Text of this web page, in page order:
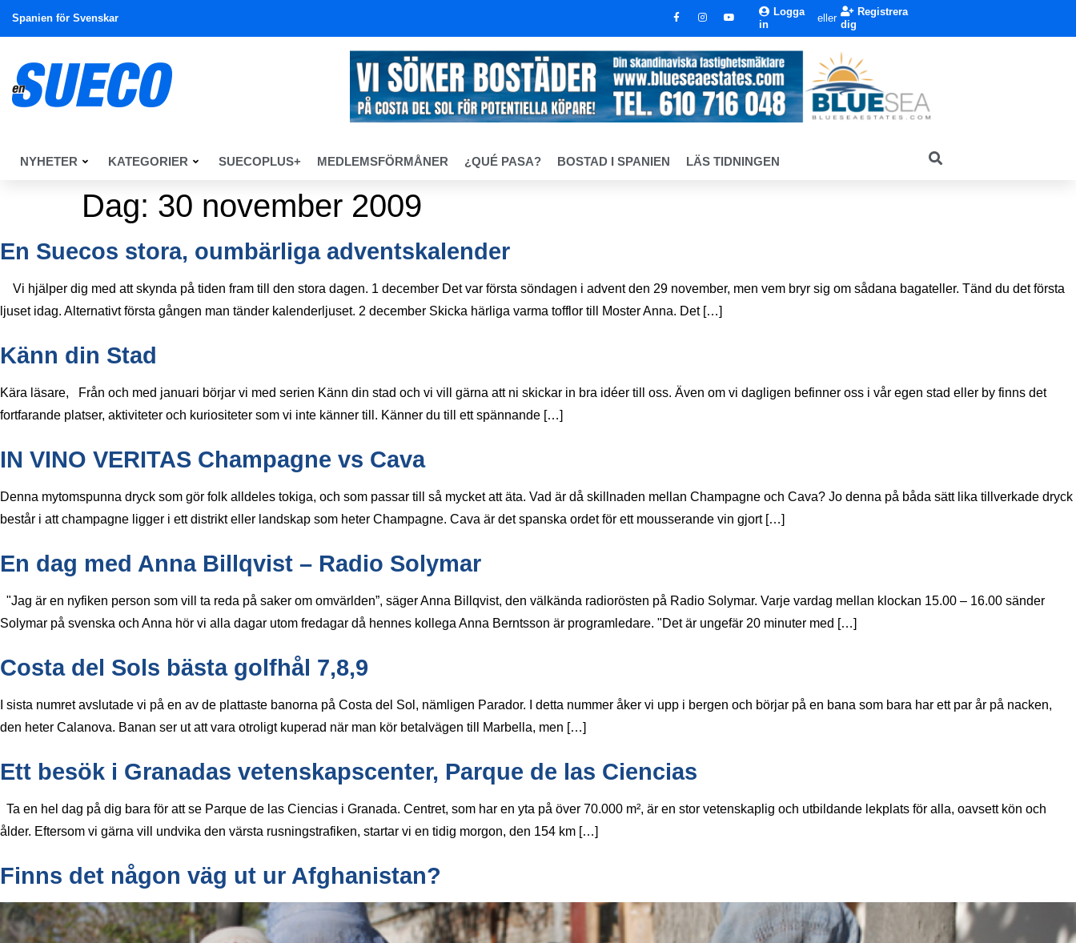
Spanien för Svenskar
Logga
in
eller
Registrera
dig
NYHETER KATEGORIER SUECOPLUS+ MEDLEMSFÖRMÅNER ¿QUÉ PASA? BOSTAD I SPANIEN LÄS TIDNINGEN
Dag: 30 november 2009
En Suecos stora, oumbärliga adventskalender
Vi hjälper dig med att skynda på tiden fram till den stora dagen. 1 december Det var första söndagen i advent den 29 november, men vem bryr sig om sådana bagateller. Tänd du det första
ljuset idag. Alternativt första gången man tänder kalenderljuset. 2 december Skicka härliga varma tofflor till Moster Anna. Det […]
Känn din Stad
Kära läsare, Från och med januari börjar vi med serien Känn din stad och vi vill gärna att ni skickar in bra idéer till oss. Även om vi dagligen befinner oss i vår egen stad eller by finns det
fortfarande platser, aktiviteter och kuriositeter som vi inte känner till. Känner du till ett spännande […]
IN VINO VERITAS Champagne vs Cava
Denna mytomspunna dryck som gör folk alldeles tokiga, och som passar till så mycket att äta. Vad är då skillnaden mellan Champagne och Cava? Jo denna på båda sätt lika tillverkade dryck
består i att champagne ligger i ett distrikt eller landskap som heter Champagne. Cava är det spanska ordet för ett mousserande vin gjort […]
En dag med Anna Billqvist – Radio Solymar
"Jag är en nyfiken person som vill ta reda på saker om omvärlden”, säger Anna Billqvist, den välkända radiorösten på Radio Solymar. Varje vardag mellan klockan 15.00 – 16.00 sänder
Solymar på svenska och Anna hör vi alla dagar utom fredagar då hennes kollega Anna Berntsson är programledare. "Det är ungefär 20 minuter med […]
Costa del Sols bästa golfhål 7,8,9
I sista numret avslutade vi på en av de plattaste banorna på Costa del Sol, nämligen Parador. I detta nummer åker vi upp i bergen och börjar på en bana som bara har ett par år på nacken,
den heter Calanova. Banan ser ut att vara otroligt kuperad när man kör betalvägen till Marbella, men […]
Ett besök i Granadas vetenskapscenter, Parque de las Ciencias
Ta en hel dag på dig bara för att se Parque de las Ciencias i Granada. Centret, som har en yta på över 70.000 m², är en stor vetenskaplig och utbildande lekplats för alla, oavsett kön och
ålder. Eftersom vi gärna vill undvika den värsta rusningstrafiken, startar vi en tidig morgon, den 154 km […]
Finns det någon väg ut ur Afghanistan?